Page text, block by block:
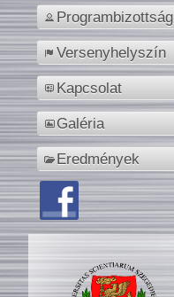
Programbizottság
Versenyhelyszín
Kapcsolat
Galéria
Eredmények